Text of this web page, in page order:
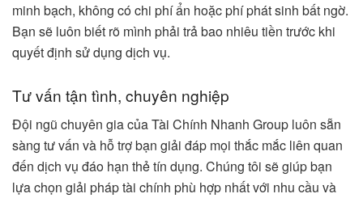
minh bạch, không có chi phí ẩn hoặc phí phát sinh bất ngờ.
Bạn sẽ luôn biết rõ mình phải trả bao nhiêu tiền trước khi
quyết định sử dụng dịch vụ.
Tư vấn tận tình, chuyên nghiệp
Đội ngũ chuyên gia của Tài Chính Nhanh Group luôn sẵn
sàng tư vấn và hỗ trợ bạn giải đáp mọi thắc mắc liên quan
đến dịch vụ đáo hạn thẻ tín dụng. Chúng tôi sẽ giúp bạn
lựa chọn giải pháp tài chính phù hợp nhất với nhu cầu và